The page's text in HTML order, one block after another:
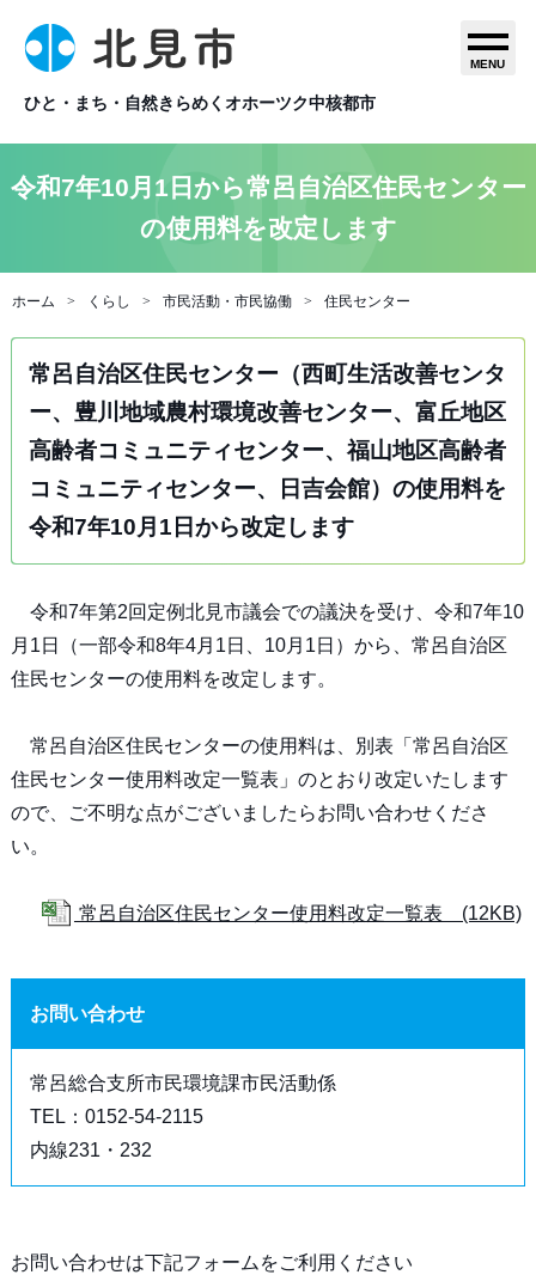
ひと・まち・自然きらめくオホーツク中核都市
MENU
令和7年10月1日から常呂自治区住民センター
の使用料を改定します
ホーム くらし 市民活動・市民協働 住民センター
常呂自治区住民センター（西町生活改善センタ
ー、豊川地域農村環境改善センター、富丘地区
高齢者コミュニティセンター、福山地区高齢者
コミュニティセンター、日吉会館）の使用料を
令和7年10月1日から改定します
令和7年第2回定例北見市議会での議決を受け、令和7年10
月1日（一部令和8年4月1日、10月1日）から、常呂自治区
住民センターの使用料を改定します。
常呂自治区住民センターの使用料は、別表「常呂自治区
住民センター使用料改定一覧表」のとおり改定いたします
ので、ご不明な点がございましたらお問い合わせくださ
い。
常呂自治区住民センター使用料改定一覧表 (12KB)
お問い合わせ
常呂総合支所市民環境課市民活動係
TEL：0152-54-2115
内線231・232
お問い合わせは下記フォームをご利用ください